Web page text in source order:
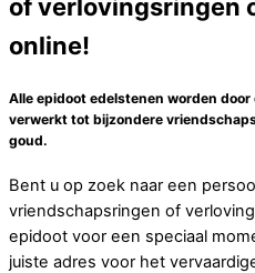
of verlovingsringen
online!
Alle epidoot edelstenen worden
verwerkt tot bijzondere
goud.
Bent u op zoek naar een
vriendschapsringen of
epidoot voor een speciaal
juiste adres voor het